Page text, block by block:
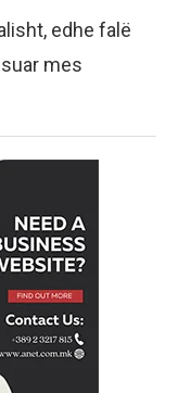
edhe falë
mes